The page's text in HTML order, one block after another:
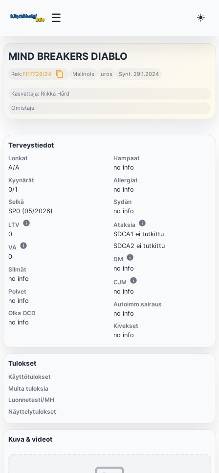
☰ ☀️
MIND BREAKERS DIABLO
Rek:FI17728/24 content_copy Malinois uros Synt. 29.1.2024
Kasvattaja: Riikka Hård
Omistaja:
Terveystiedot
Lonkat
A/A
Kyynärät
0/1
Selkä
SP0 (05/2026)
LTV
0
VA
0
Silmät
no info
Polvet
no info
Olka OCD
no info
Hampaat
no info
Allergiat
no info
Sydän
no info
Ataksia
SDCA1 ei tutkittu
SDCA2 ei tutkittu
DM
no info
CJM
no info
Autoimm.sairaus
no info
Kivekset
no info
Tulokset
Käyttötulokset
Muita tuloksia
Luonnetesti/MH
Näyttelytulokset
Kuva & videot